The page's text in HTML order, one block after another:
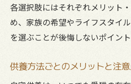
各選択肢にはそれぞれメリット
め、家族の希望やライフスタイ
を選ぶことが後悔しないポイント
供養方法ごとのメリットと注